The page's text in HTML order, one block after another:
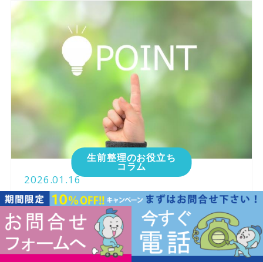
生前整理のお役立ち
コラム
2026.01.16
生前整理を誰にも知られずに片付ける方法｜
近所・家族に知られない進め方と注意点